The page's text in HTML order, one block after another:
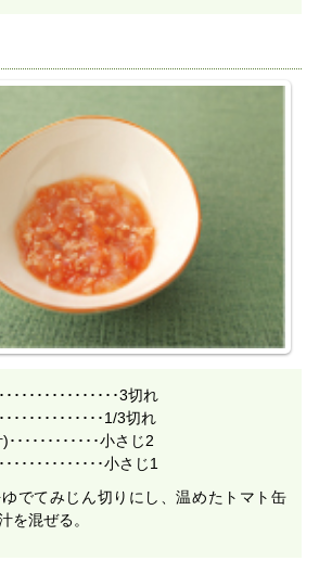
･･････････････3切れ
･････････････1/3切れ
････････････小さじ2
････････････小さじ1
でてみじん切りにし、温めたトマト缶
を混ぜる。